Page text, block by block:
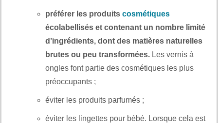
préférer les produits cosmétiques
écolabellisés et contenant un nombre limité
d’ingrédients, dont des matières naturelles
brutes ou peu transformées. Les vernis à
ongles font partie des cosmétiques les plus
préoccupants ;
éviter les produits parfumés ;
éviter les lingettes pour bébé. Lorsque cela est